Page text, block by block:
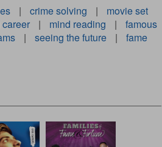
| crime solving |
movie set
| mind reading |
famous
| seeing the future | fame